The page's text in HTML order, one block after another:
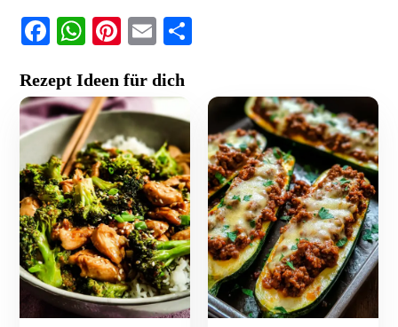
F
c
e
b
o
o
k
W
at
s
A
p
p
Pi
er
e
st
E
ai
l
n
Rezept Ideen für dich